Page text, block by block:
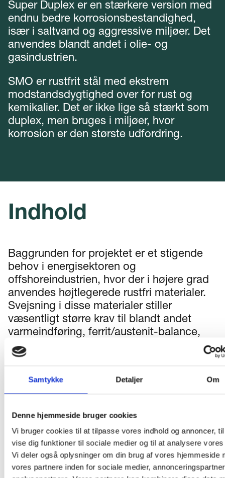
Samtykke Detaljer Om
Denne hjemmeside bruger cookies
Vi bruger cookies til at tilpasse vores indhold og annoncer,
vise dig funktioner til sociale medier og til at analysere
Vi deler også oplysninger om din brug af vores hjemmeside
vores partnere inden for sociale medier,
Super Duplex er en stærkere version med
endnu bedre korrosionsbestandighed,
især i saltvand og aggressive miljøer. Det
anvendes blandt andet i olie- og
gasindustrien.
SMO er rustfrit stål med ekstrem
modstandsdygtighed over for rust og
kemikalier. Det er ikke lige så stærkt som
duplex, men bruges i miljøer, hvor
korrosion er den største udfordring.
Indhold
Baggrunden for projektet er et stigende
behov i energisektoren og
offshoreindustrien, hvor der i højere grad
anvendes højtlegerede rustfri materialer.
Svejsning i disse materialer stiller
væsentligt større krav til blandt andet
varmeindføring, ferrit/austenit-balance,
brug af rodgas samt dokumentation og
kvalitetskontrol.
De nuværende AMU-forløb og
certificeringer dækker primært almindeligt
ikke branchens behov. Flere virksomheder
har allerede efterspurgt udvidede
certificeringsmuligheder.
Målet er at sikre, at både kursister og